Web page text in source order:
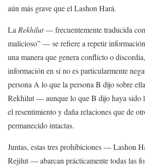
aún más grave que el Lashon Hará.
La Rekhilut— frecuentemente traducida
malicioso” — se refiere a repetir
una manera que genera conflicto o
información en sí no es particularmente
persona A lo que la persona B dijo sobre
Rekhilut — aunque lo que B dijo haya sido
el resentimiento y daña relaciones que de
permanecido intactas.
Juntas, estas tres prohibiciones — Lashon
Rejilut — abarcan prácticamente todas las